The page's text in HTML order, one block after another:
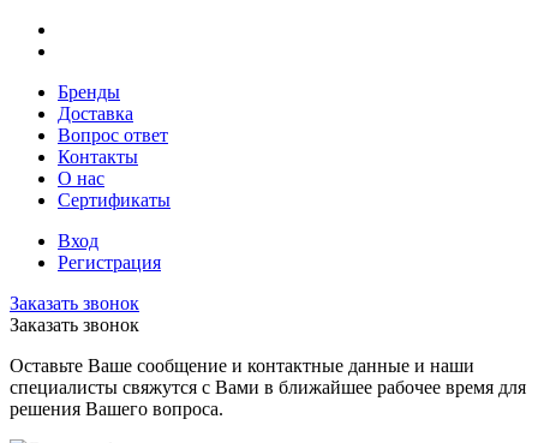
Бренды
Доставка
Вопрос ответ
Контакты
О нас
Сертификаты
Вход
Регистрация
Заказать звонок
Заказать звонок
Оставьте Ваше сообщение и контактные данные и наши
специалисты свяжутся с Вами в ближайшее рабочее время для
решения Вашего вопроса.